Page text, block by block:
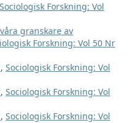
Sociologisk Forskning: Vol
granskare av
Forskning: Vol 50 Nr
, Sociologisk Forskning: Vol
, Sociologisk Forskning: Vol
, Sociologisk Forskning: Vol